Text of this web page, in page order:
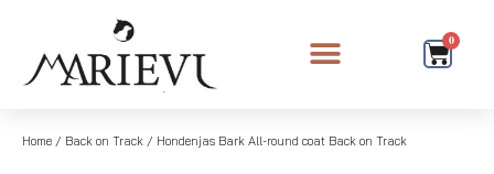
0
Home / Back on Track / Hondenjas Bark All-round coat Back on Track